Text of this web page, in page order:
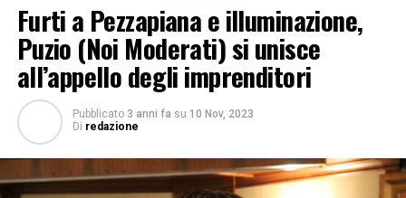
Furti a Pezzapiana e illuminazione,
Puzio (Noi Moderati) si unisce
all’appello degli imprenditori
Pubblicato 3 anni fa su 10 Nov, 2023
Di redazione